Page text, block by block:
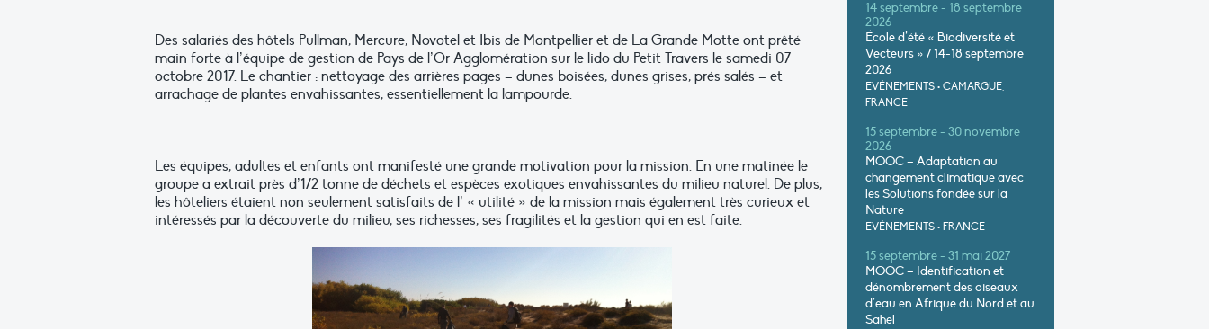
Des salariés des hôtels Pullman, Mercure, Novotel et Ibis de Montpellier et de La Grande Motte ont prêté
main forte à l’équipe de gestion de Pays de l’Or Agglomération sur le lido du Petit Travers le samedi 07
octobre 2017. Le chantier : nettoyage des arrières pages – dunes boisées, dunes grises, prés salés – et
arrachage de plantes envahissantes, essentiellement la lampourde.
Les équipes, adultes et enfants ont manifesté une grande motivation pour la mission. En une matinée le
groupe a extrait près d’1/2 tonne de déchets et espèces exotiques envahissantes du milieu naturel. De plus,
les hôteliers étaient non seulement satisfaits de l’ « utilité » de la mission mais également très curieux et
intéressés par la découverte du milieu, ses richesses, ses fragilités et la gestion qui en est faite.
14 septembre - 18 septembre
2026
École d’été « Biodiversité et
Vecteurs » / 14-18 septembre
2026
EVÉNEMENTS • CAMARGUE,
FRANCE
15 septembre - 30 novembre
2026
MOOC – Adaptation au
changement climatique avec
les Solutions fondée sur la
Nature
EVÉNEMENTS • FRANCE
15 septembre - 31 mai 2027
MOOC – Identification et
dénombrement des oiseaux
d’eau en Afrique du Nord et au
Sahel